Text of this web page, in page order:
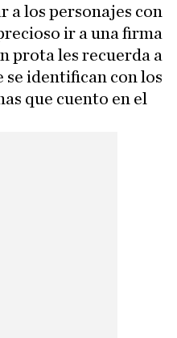
a los personajes con
ir a una firma
prota les recuerda a
se identifican con los
que cuento en el